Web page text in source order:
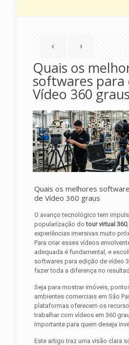
Quais os
softwares para
Vídeo 360
Quais os melhores
de Vídeo 360 graus
O avanço tecnológico tem
popularização dotour virtual 360
experiências imersivas muito
Para criar esses vídeos
adequada é fundamental, e
softwares para edição de vídeo
fazer toda a diferença no
Seja para mostrar imóveis,
ambientes comerciais em São
plataformas oferecem os
trabalhar com vídeos em 360
importante para quem deseja
Este artigo traz uma visão clara